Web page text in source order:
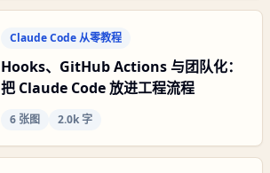
Claude Code 从零教程
Hooks、GitHub Actions 与团队化：
把 Claude Code 放进工程流程
6 张图 2.0k 字